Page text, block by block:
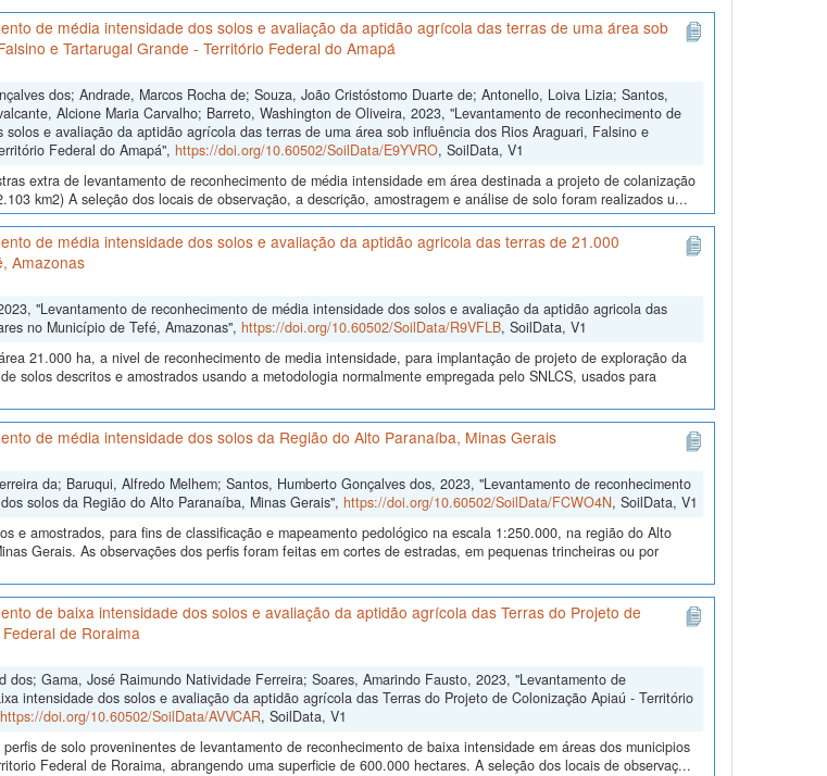
de média intensidade dos solos e avaliação da aptidão agrícola das terras de uma área sob
e Tartarugal Grande - Território Federal do Amapá
dos; Andrade, Marcos Rocha de; Souza, João Cristóstomo Duarte de; Antonello, Loiva Lizia; Santos,
Alcione Maria Carvalho; Barreto, Washington de Oliveira, 2023, "Levantamento de reconhecimento de
solos e avaliação da aptidão agrícola das terras de uma área sob influência dos Rios Araguari, Falsino e
Federal do Amapá", https://doi.org/10.60502/SoilData/E9YVRO, SoilData, V1
extra de levantamento de reconhecimento de média intensidade em área destinada a projeto de colanização
km2) A seleção dos locais de observação, a descrição, amostragem e análise de solo foram realizados u...
de média intensidade dos solos e avaliação da aptidão agricola das terras de 21.000
Amazonas
"Levantamento de reconhecimento de média intensidade dos solos e avaliação da aptidão agricola das
no Município de Tefé, Amazonas", https://doi.org/10.60502/SoilData/R9VFLB, SoilData, V1
21.000 ha, a nivel de reconhecimento de media intensidade, para implantação de projeto de exploração da
solos descritos e amostrados usando a metodologia normalmente empregada pelo SNLCS, usados para
de média intensidade dos solos da Região do Alto Paranaíba, Minas Gerais
da; Baruqui, Alfredo Melhem; Santos, Humberto Gonçalves dos, 2023, "Levantamento de reconhecimento
solos da Região do Alto Paranaíba, Minas Gerais", https://doi.org/10.60502/SoilData/FCWO4N, SoilData, V1
e amostrados, para fins de classificação e mapeamento pedológico na escala 1:250.000, na região do Alto
Gerais. As observações dos perfis foram feitas em cortes de estradas, em pequenas trincheiras ou por
de baixa intensidade dos solos e avaliação da aptidão agrícola das Terras do Projeto de
de Roraima
dos; Gama, José Raimundo Natividade Ferreira; Soares, Amarindo Fausto, 2023, "Levantamento de
intensidade dos solos e avaliação da aptidão agrícola das Terras do Projeto de Colonização Apiaú - Território
https://doi.org/10.60502/SoilData/AVVCAR, SoilData, V1
de solo proveninentes de levantamento de reconhecimento de baixa intensidade em áreas dos municipios
Federal de Roraima, abrangendo uma superficie de 600.000 hectares. A seleção dos locais de observaç...